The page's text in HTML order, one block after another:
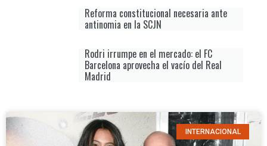
Reforma constitucional necesaria ante
antinomia en la SCJN
Rodri irrumpe en el mercado: el FC
Barcelona aprovecha el vacío del Real
Madrid
INTERNACIONAL